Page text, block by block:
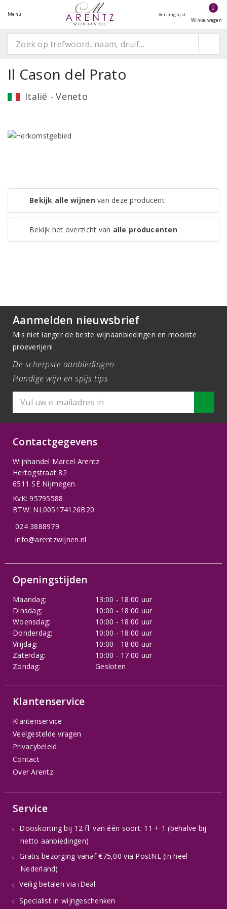
Menu Verlanglijst
0
Winkelwagen
Il Cason del Prato
Italië - Veneto
Bekijk alle wijnenvan deze producent
Bekijk het overzicht van alle producenten
Aanmelden nieuwsbrief
Mis niet langer de beste wijnaanbiedingen en mooiste
proeverijen!
De scherpste aanbiedingen
Handige wijn en spijs tips
Contactgegevens
Wijnhandel Marcel Arentz
Hertogstraat 82
6511 SE Nijmegen
KvK: 95795588
BTW: NL005174126B20
024 3888979
info@arentzwijnen.nl
Openingstijden
Maandag:
13:00 - 18:00 uur
Dinsdag:
10:00 - 18:00 uur
Woensdag:
10:00 - 18:00 uur
Donderdag:
10:00 - 18:00 uur
Vrijdag:
10:00 - 18:00 uur
Zaterdag:
10:00 - 17:00 uur
Zondag:
Gesloten
Klantenservice
Klantenservice
Veelgestelde vragen
Privacybeleid
Contact
Over Arentz
Service
Dooskorting bij 12 fl. van één soort: 11 + 1 (behalve bij
netto aanbiedingen)
Gratis bezorging vanaf €75,00 via PostNL (in heel
Nederland)
Veilig betalen via iDeal
Specialist in wijngeschenken